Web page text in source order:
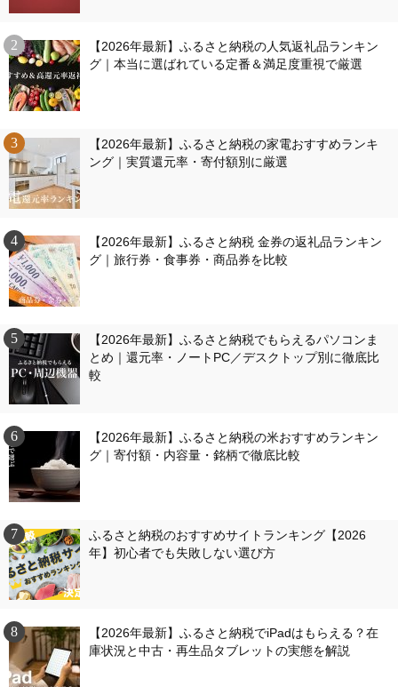
【2026年最新】ふるさと納税の人気返礼品ランキン
グ｜本当に選ばれている定番＆満足度重視で厳選
【2026年最新】ふるさと納税の家電おすすめランキ
ング｜実質還元率・寄付額別に厳選
【2026年最新】ふるさと納税 金券の返礼品ランキン
グ｜旅行券・食事券・商品券を比較
【2026年最新】ふるさと納税でもらえるパソコンま
とめ｜還元率・ノートPC／デスクトップ別に徹底比
較
【2026年最新】ふるさと納税の米おすすめランキン
グ｜寄付額・内容量・銘柄で徹底比較
ふるさと納税のおすすめサイトランキング【2026
年】初心者でも失敗しない選び方
【2026年最新】ふるさと納税でiPadはもらえる？在
庫状況と中古・再生品タブレットの実態を解説